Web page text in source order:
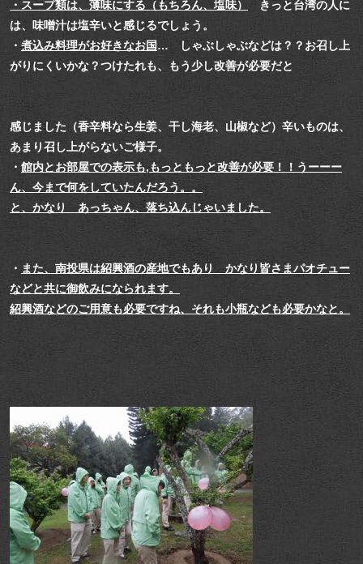
・スープ類は、薄味にする（もちろん、塩味）
きっと台湾の人に
は、味噌汁は塩辛いと感じるでしょう。
・ 煮込み料理がお好きなお国… しゃぶしゃぶなどは？？お召し上
がりにくいかな？つけたれも、もう少し改善が必要だと
感じました（香辛料なら生姜、干し海老、山椒など）辛いものは、
あまり召し上がらないご様子。
・館内とお部屋での表示も,もっともっと改善が必要！！うーーー
ん、今まで何をしていたんだろう。。
と、かなり あっちゃん、落ち込んじゃいました。
・ また、南投県は紹興酒の産地でもあり かなり皆さまパオチュー
などと共に御飲みになられます。
紹興酒などのご用意も必要ですね、それも小瓶なども必要かなと。